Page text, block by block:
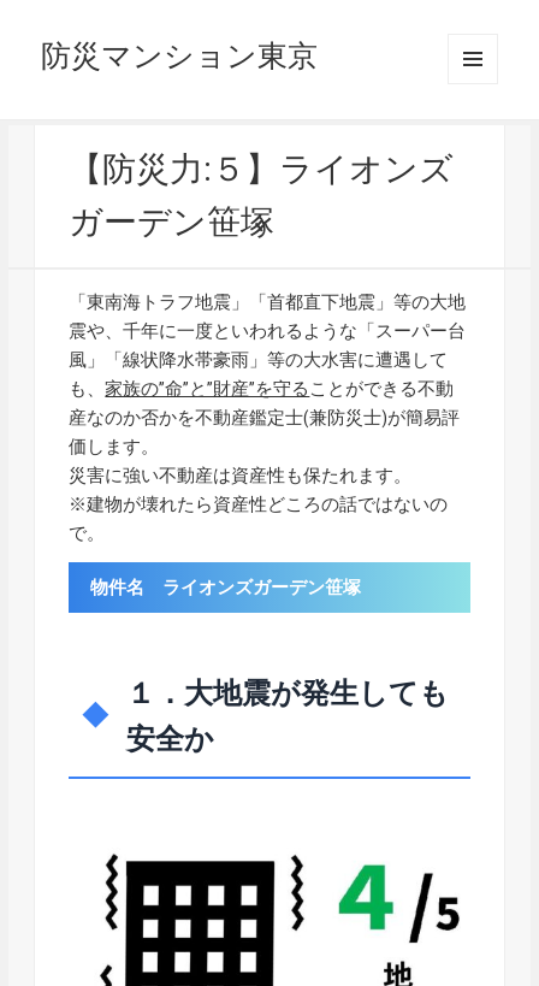
防災マンション東京
【防災力:５】ライオンズ
ガーデン笹塚
「東南海トラフ地震」「首都直下地震」等の大地
震や、千年に一度といわれるような「スーパー台
風」「線状降水帯豪雨」等の大水害に遭遇して
も、家族の”命”と”財産”を守る ことができる不動
産なのか否かを不動産鑑定士(兼防災士)が簡易評
価します。
災害に強い不動産は資産性も保たれます。
※建物が壊れたら資産性どころの話ではないの
で。
物件名 ライオンズガーデン笹塚
１．大地震が発生しても
安全か